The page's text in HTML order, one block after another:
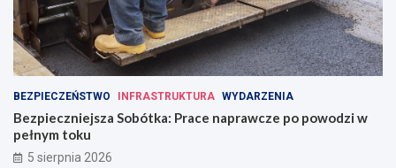
BEZPIECZEŃSTWO INFRASTRUKTURA WYDARZENIA
Bezpieczniejsza Sobótka: Prace naprawcze po powodzi w
pełnym toku
5 sierpnia 2026